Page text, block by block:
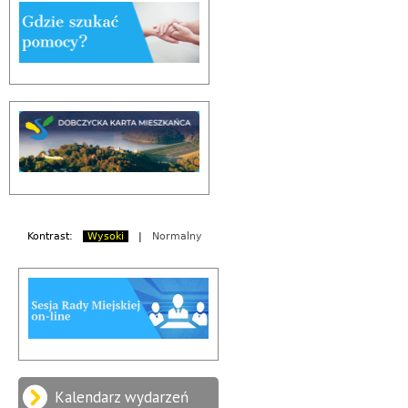
Kontrast: Wysoki | Normalny
Kalendarz wydarzeń